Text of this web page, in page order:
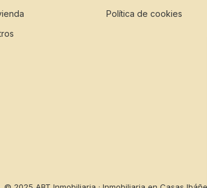
Política de cookies